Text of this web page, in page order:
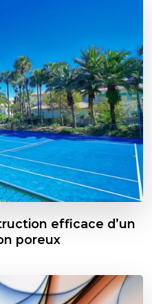
efficace d’un
poreux